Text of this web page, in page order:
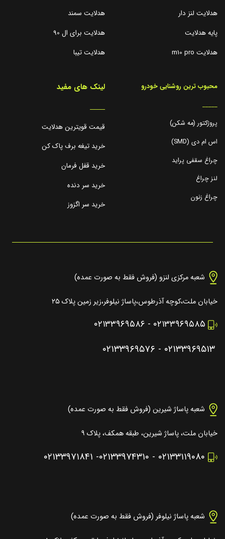
هدلایت لنز دار
پایه هدلایت
هدلایت m10 pro
هدلایت سمند
هدلایت برای ال 90
هدلایت تیبا
محبوب ترین روشنایی خودرو
_____
پروژکتور (مه شکن)
اس ام دی (SMD)
چراغ سقفی پراید
لنز چراغ
چراغ زنون
لینک های مفید
_____
قیمت قویترین هدلایت
خرید تیغه برف پاک کن
خرید قفل فرمان
خرید سر دنده
خرید سر اگزوز
شعبه مرکزی لنزو (فروش فقط به صورت عمده)
خیابان ملت،کوچه آذرطوس،پاساژ نیلوفر،زیر زمین پلاک ۲۵
۰۲۱۳۳۹۶۹۵۸۵ - ۰۲۱۳۳۹۶۹۵۸۶
۰۲۱۳۳۹۶۹۵۱۳ - ۰۲۱۳۳۹۶۹۵۷۶
شعبه پاساژ شیرین (فروش فقط به صورت عمده)
خیابان ملت، پاساژ شیرین، طبقه همکف، پلاک ۹
۰۲۱۳۳۱۱۹۰۸۰ - ۰۲۱۳۳۹۷۴۳۱۰- ۰۲۱۳۳۹۷۱۸۴۱
شعبه پاساژ نیلوفر (فروش فقط به صورت عمده)